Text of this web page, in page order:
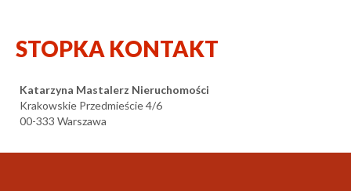
STOPKA KONTAKT
Katarzyna Mastalerz Nieruchomości
Krakowskie Przedmieście 4/6
00-333 Warszawa